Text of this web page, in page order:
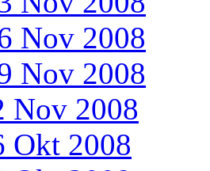
Nov 2008
Nov 2008
Nov 2008
Okt 2008